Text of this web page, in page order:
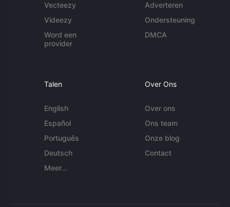
Vecteezy
Videezy
Word een
provider
Adverteren
Ondersteuning
DMCA
Talen
English
Español
Português
Deutsch
Meer...
Over Ons
Over ons
Ons team
Onze blog
Contact